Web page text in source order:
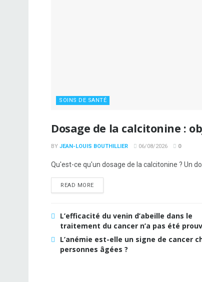
SOINS DE SANTÉ
Dosage de la calcitonine :
BY JEAN-LOUIS BOUTHILLIER 06/08/2026 0
Qu'est-ce qu'un dosage de la calcitonine ? Un
READ MORE
L’efficacité du venin d’abeille dans le
traitement du cancer n’a pas été
L’anémie est-elle un signe de cancer
personnes âgées ?